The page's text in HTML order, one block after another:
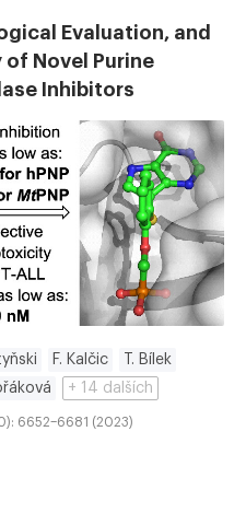
Evaluation, and
Novel Purine
Inhibitors
F. Kalčic
T. Bílek
+ 14 dalších
6652–6681 (2023)